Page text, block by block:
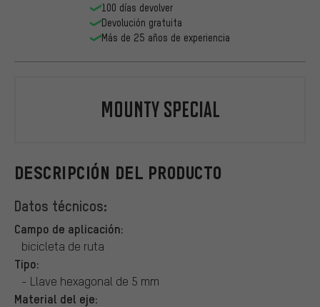
DESCRIPCIÓN DEL PRODUCTO
Datos técnicos:
Campo de aplicación:
bicicleta de ruta
Tipo:
- Llave hexagonal de 5 mm
Material del eje:
100 días devolver
Devolución gratuita
Más de 25 años de experiencia
Mounty Special